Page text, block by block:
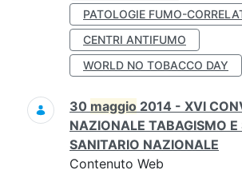
PATOLOGIE FUMO-
CENTRI ANTIFUMO
WORLD NO TOBACCO DAY
30 maggio 2014 - XVI
NAZIONALE TABAGISMO E
SANITARIO NAZIONALE
Contenuto Web